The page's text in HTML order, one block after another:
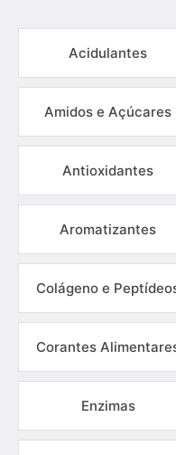
Acidulantes
Amidos e Açúcares
Antioxidantes
Aromatizantes
Colágeno e
Corantes
Enzimas